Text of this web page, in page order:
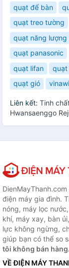
quạt để bàn
quạt treo tường
quạt năng
quạt panasonic
quạt lifan
quạt
quạt gió
Liên kết: Tinh
Hwansaenggo
điện máy gia đình.
nóng, máy lọc
khí, máy xay, bàn
lực không ngừng,
giúp bạn có thể so
tôi không bán hàng.
VỀ ĐIỆN MÁY